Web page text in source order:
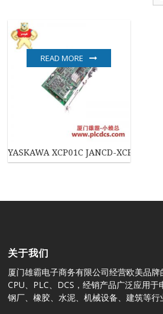
YASKAWA XCP01C JANCD-XCP01C-1
READ MORE
关于我们
厦门雄霸电子商务有限公司经营欧美品牌
CPU、PLC、DCS，经销产品广泛应用于
钢厂、橡胶、水泥、机械设备、建筑等行